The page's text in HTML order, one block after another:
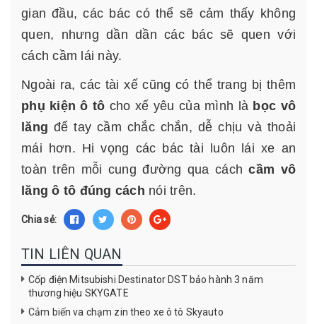
gian đầu, các bác có thể sẽ cảm thấy không
quen, nhưng dần dần các bác sẽ quen với
cách cầm lái này.
Ngoài ra, các tài xế cũng có thể trang bị thêm
phụ kiện ô tô cho xế yêu của mình là bọc vô
lăng để tay cầm chắc chắn, dễ chịu và thoải
mái hơn. Hi vọng các bác tài luôn lái xe an
toàn trên mỗi cung đường qua cáchcầm vô
lăng ô tô đúng cách nói trên.
Chia sẻ:
TIN LIÊN QUAN
Cốp điện Mitsubishi Destinator DST bảo hành 3 năm
thương hiệu SKYGATE
Cảm biến va chạm zin theo xe ô tô Skyauto